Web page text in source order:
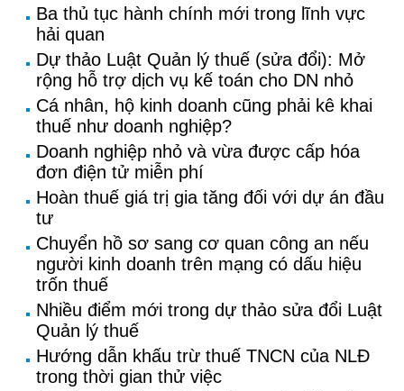
Ba thủ tục hành chính mới trong lĩnh vực
hải quan
Dự thảo Luật Quản lý thuế (sửa đổi): Mở
rộng hỗ trợ dịch vụ kế toán cho DN nhỏ
Cá nhân, hộ kinh doanh cũng phải kê khai
thuế như doanh nghiệp?
Doanh nghiệp nhỏ và vừa được cấp hóa
đơn điện tử miễn phí
Hoàn thuế giá trị gia tăng đối với dự án đầu
tư
Chuyển hồ sơ sang cơ quan công an nếu
người kinh doanh trên mạng có dấu hiệu
trốn thuế
Nhiều điểm mới trong dự thảo sửa đổi Luật
Quản lý thuế
Hướng dẫn khấu trừ thuế TNCN của NLĐ
trong thời gian thử việc